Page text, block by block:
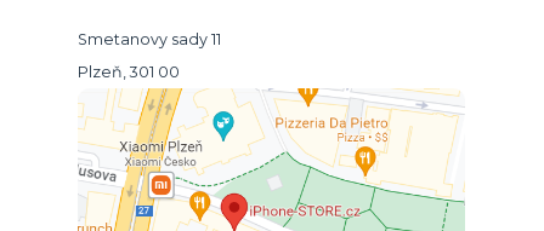
Smetanovy sady 11
Plzeň, 301 00